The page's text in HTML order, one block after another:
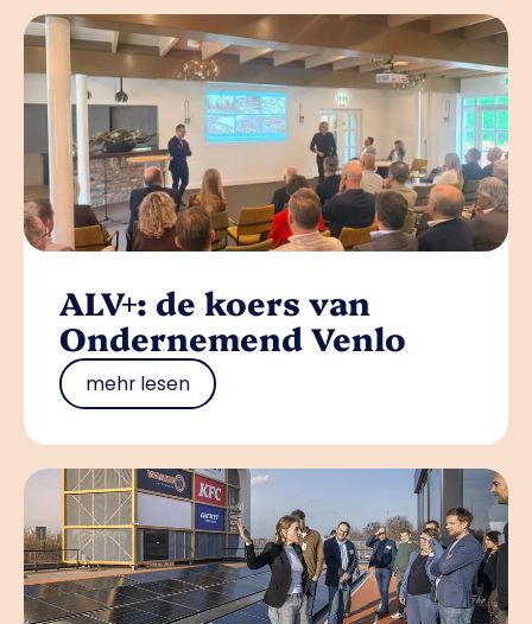
ALV+: de koers van
Ondernemend Venlo
mehr lesen